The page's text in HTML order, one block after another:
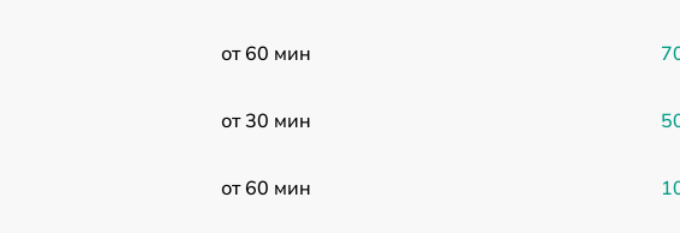
от 60 мин
от 30 мин
от 60 мин